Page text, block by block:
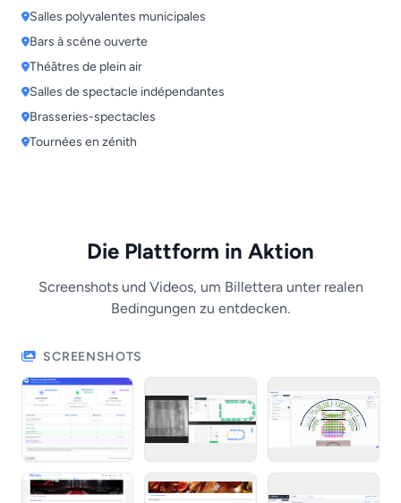
Salles polyvalentes municipales
Bars à scène ouverte
Théâtres de plein air
Salles de spectacle indépendantes
Brasseries-spectacles
Tournées en zénith
Die Plattform in Aktion
Screenshots und Videos, um Billettera unter realen
Bedingungen zu entdecken.
SCREENSHOTS